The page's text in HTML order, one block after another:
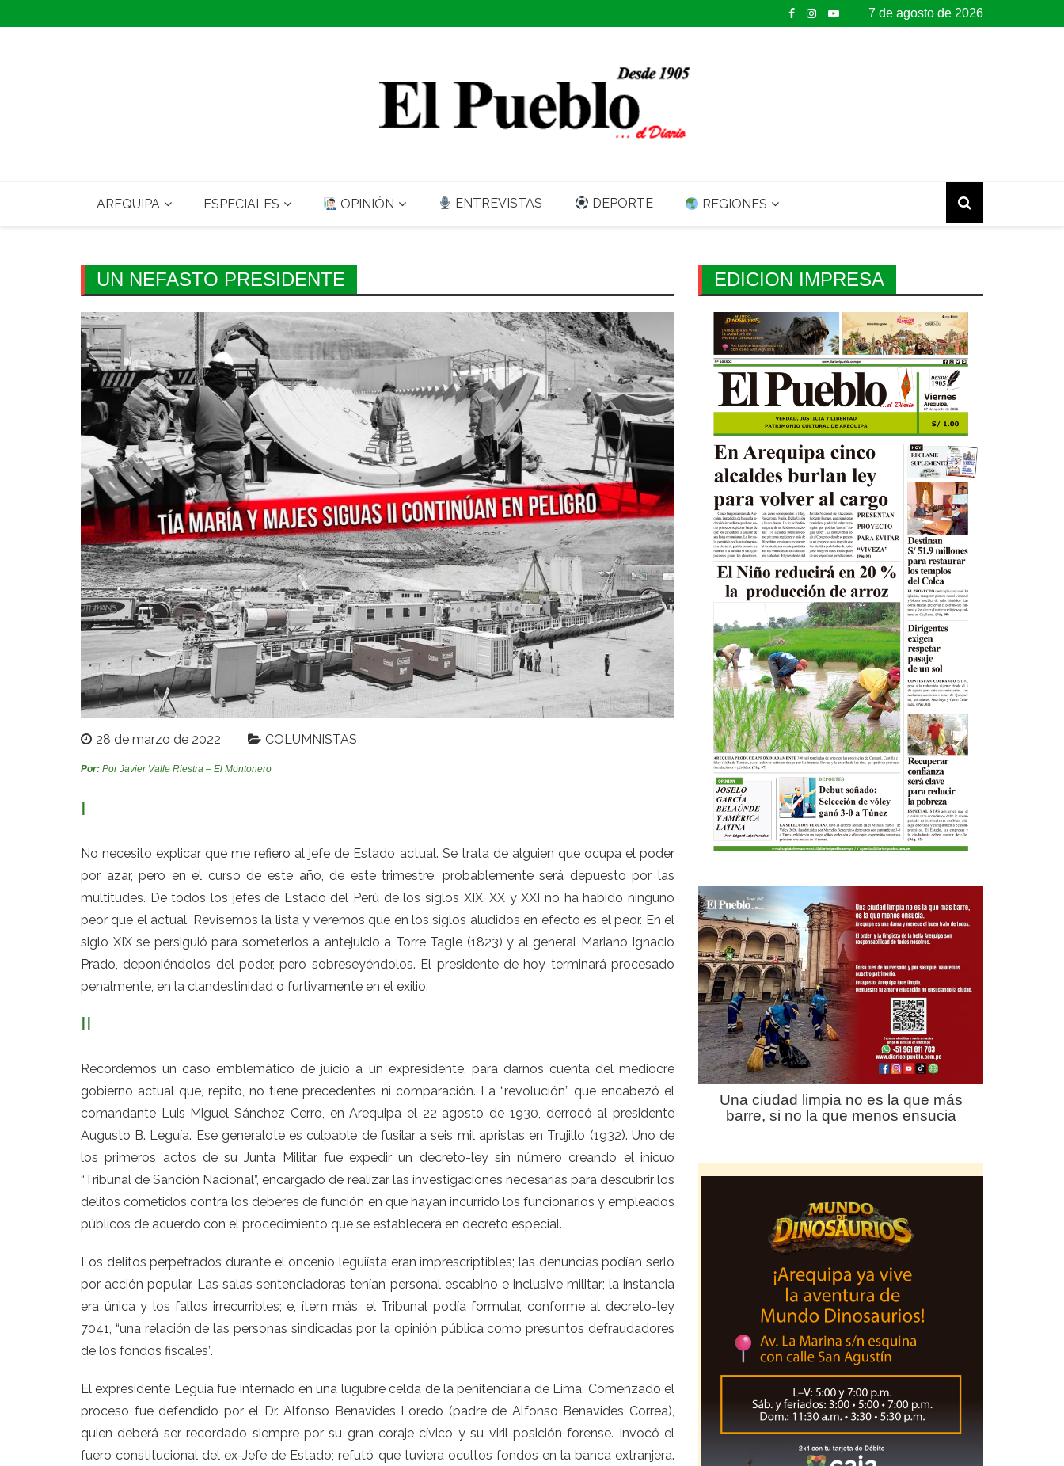
to
7 de agosto de 2026
AREQUIPA ESPECIALES OPINIÓN ENTREVISTAS DEPORTE REGIONES
UN NEFASTO PRESIDENTE
28 de marzo de 2022 COLUMNISTAS
Por: Por Javier Valle Riestra – El Montonero
I
No necesito explicar que me refiero al jefe de Estado actual. Se trata de alguien que ocupa el poder
por azar, pero en el curso de este año, de este trimestre, probablemente será depuesto por las
multitudes. De todos los jefes de Estado del Perú de los siglos XIX, XX y XXI no ha habido ninguno
peor que el actual. Revisemos la lista y veremos que en los siglos aludidos en efecto es el peor. En el
siglo XIX se persiguió para someterlos a antejuicio a Torre Tagle (1823) y al general Mariano Ignacio
Prado, deponiéndolos del poder, pero sobreseyéndolos. El presidente de hoy terminará procesado
penalmente, en la clandestinidad o furtivamente en el exilio.
II
Recordemos un caso emblemático de juicio a un expresidente, para darnos cuenta del mediocre
gobierno actual que, repito, no tiene precedentes ni comparación. La “revolución” que encabezó el
comandante Luis Miguel Sánchez Cerro, en Arequipa el 22 agosto de 1930, derrocó al presidente
Augusto B. Leguía. Ese generalote es culpable de fusilar a seis mil apristas en Trujillo (1932). Uno de
los primeros actos de su Junta Militar fue expedir un decreto-ley sin número creando el inicuo
“Tribunal de Sanción Nacional”, encargado de realizar las investigaciones necesarias para descubrir los
delitos cometidos contra los deberes de función en que hayan incurrido los funcionarios y empleados
públicos de acuerdo con el procedimiento que se establecerá en decreto especial.
Los delitos perpetrados durante el oncenio leguiísta eran imprescriptibles; las denuncias podían serlo
por acción popular. Las salas sentenciadoras tenían personal escabino e inclusive militar; la instancia
era única y los fallos irrecurribles; e, ítem más, el Tribunal podía formular, conforme al decreto-ley
7041, “una relación de las personas sindicadas por la opinión pública como presuntos defraudadores
de los fondos fiscales”.
El expresidente Leguía fue internado en una lúgubre celda de la penitenciaria de Lima. Comenzado el
proceso fue defendido por el Dr. Alfonso Benavides Loredo (padre de Alfonso Benavides Correa),
quien deberá ser recordado siempre por su gran coraje cívico y su viril posición forense. Invocó el
fuero constitucional del ex-Jefe de Estado; refutó que tuviera ocultos fondos en la banca extranjera.
EDICION IMPRESA
Una ciudad limpia no es la que más
barre, si no la que menos ensucia